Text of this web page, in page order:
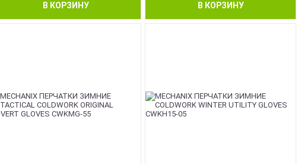
В КОРЗИНУ В КОРЗИНУ